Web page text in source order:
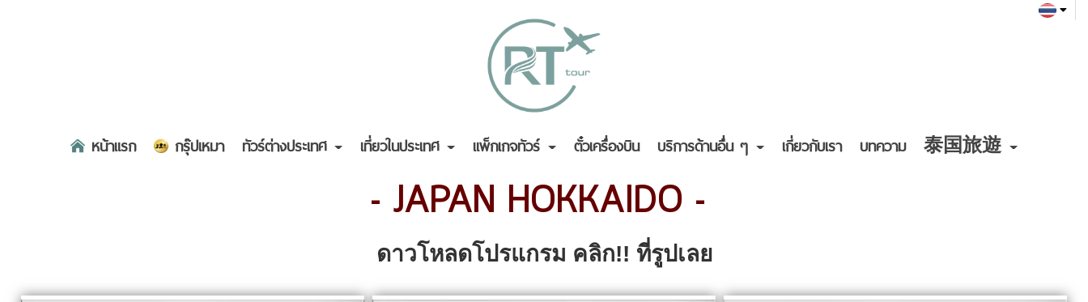
หน้าแรก กรุ๊ปเหมา ทัวร์ต่างประเทศ เที่ยวในประเทศ แพ็กเกจทัวร์ ตั๋วเครื่องบิน บริการด้านอื่น ๆ เกี่ยวกับเรา บทความ 泰国旅遊
- JAPAN HOKKAIDO -
ดาวโหลดโปรแกรม คลิก!! ที่รูปเลย